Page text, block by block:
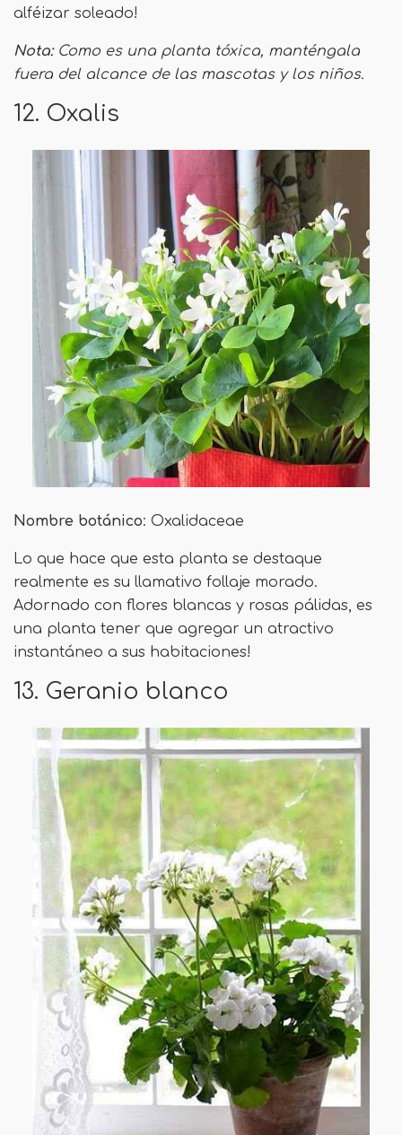
alféizar soleado!
Nota:Como es una planta tóxica, manténgala
fuera del alcance de las mascotas y los niños.
12. Oxalis
Nombre botánico: Oxalidaceae
Lo que hace que esta planta se destaque
realmente es su llamativo follaje morado.
Adornado con flores blancas y rosas pálidas, es
una planta tener que agregar un atractivo
instantáneo a sus habitaciones!
13. Geranio blanco